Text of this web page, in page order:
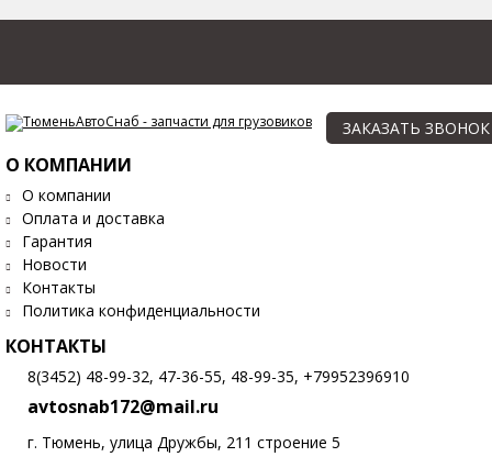
ЗАКАЗАТЬ ЗВОНОК
О КОМПАНИИ
О компании
Оплата и доставка
Гарантия
Новости
Контакты
Политика конфиденциальности
КОНТАКТЫ
8(3452) 48-99-32, 47-36-55, 48-99-35, +79952396910
avtosnab172@mail.ru
г. Тюмень, улица Дружбы, 211 строение 5